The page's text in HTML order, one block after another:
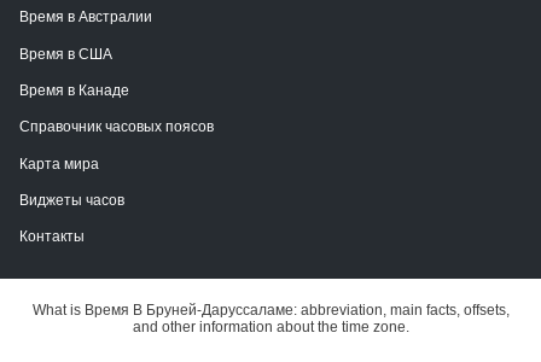
Время в Австралии
Время в США
Время в Канаде
Справочник часовых поясов
Карта мира
Виджеты часов
Контакты
What is Время В Бруней-Даруссаламе: abbreviation, main facts, offsets,
and other information about the time zone.